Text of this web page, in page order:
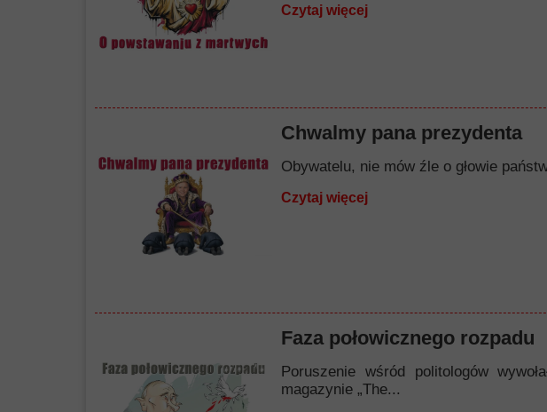
Czytaj więcej
Chwalmy pana prezydenta
Obywatelu, nie mów źle o głowie
Czytaj więcej
Faza połowicznego rozpadu
Poruszenie wśród politologów
magazynie „The...